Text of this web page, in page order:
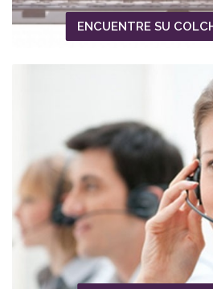
ENCUENTRE SU